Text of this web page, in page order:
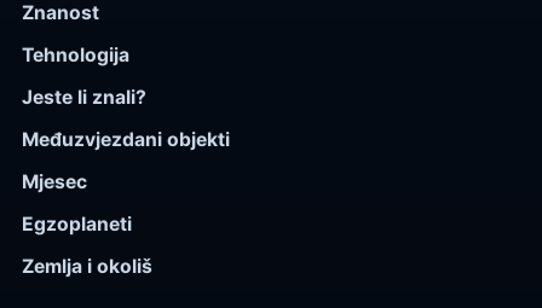
Znanost
Tehnologija
Jeste li znali?
Međuzvjezdani objekti
Mjesec
Egzoplaneti
Zemlja i okoliš